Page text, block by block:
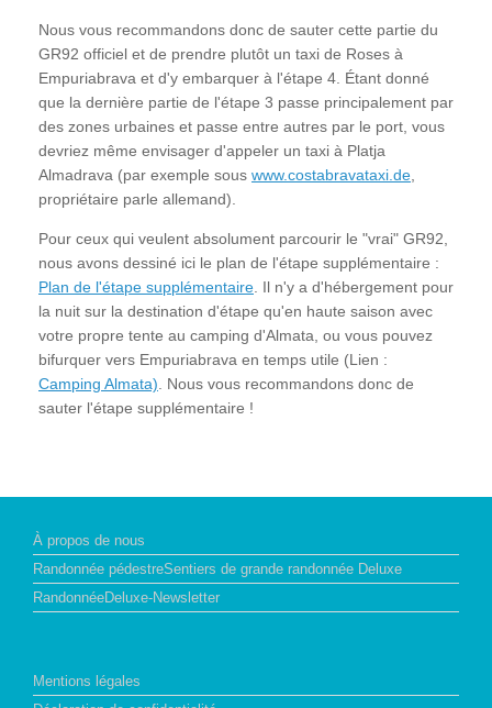
Nous vous recommandons donc de sauter cette partie du
GR92 officiel et de prendre plutôt un taxi de Roses à
Empuriabrava et d'y embarquer à l'étape 4. Étant donné
que la dernière partie de l'étape 3 passe principalement par
des zones urbaines et passe entre autres par le port, vous
devriez même envisager d'appeler un taxi à Platja
Almadrava (par exemple sous www.costabravataxi.de
propriétaire parle allemand).
Pour ceux qui veulent absolument parcourir le "vrai" GR92,
nous avons dessiné ici le plan de l'étape supplémentaire :
Plan de l'étape supplémentaire . Il n'y a d'hébergement pour
la nuit sur la destination d'étape qu'en haute saison avec
votre propre tente au camping d'Almata, ou vous pouvez
bifurquer vers Empuriabrava en temps utile (Lien :
Camping Almata) . Nous vous recommandons donc de
sauter l'étape supplémentaire !
À propos de nous
Randonnée pédestreSentiers de grande randonnée Deluxe
RandonnéeDeluxe-Newsletter
Mentions légales